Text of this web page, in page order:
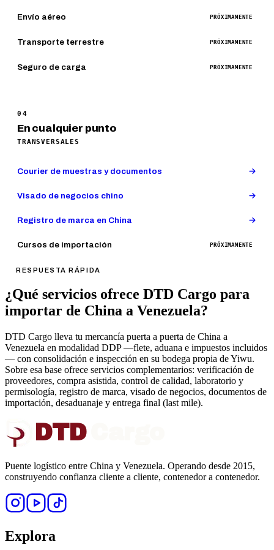
Envío aéreo PRÓXIMAMENTE
Transporte terrestre PRÓXIMAMENTE
Seguro de carga PRÓXIMAMENTE
04
En cualquier punto
TRANSVERSALES
Courier de muestras y documentos
Visado de negocios chino
Registro de marca en China
Cursos de importación PRÓXIMAMENTE
RESPUESTA RÁPIDA
¿Qué servicios ofrece DTD Cargo para
importar de China a Venezuela?
DTD Cargo lleva tu mercancía puerta a puerta de China a
Venezuela en modalidad DDP —flete, aduana e impuestos incluidos
— con consolidación e inspección en su bodega propia de Yiwu.
Sobre esa base ofrece servicios complementarios: verificación de
proveedores, compra asistida, control de calidad, laboratorio y
permisología, registro de marca, visado de negocios, documentos de
importación, desaduanaje y entrega final (last mile).
DTD
Puente logístico entre China y Venezuela. Operando desde 2015,
construyendo confianza cliente a cliente, contenedor a contenedor.
Explora